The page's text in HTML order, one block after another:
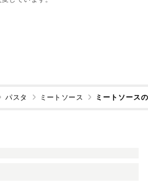
パスタ ミートソース ミートソース